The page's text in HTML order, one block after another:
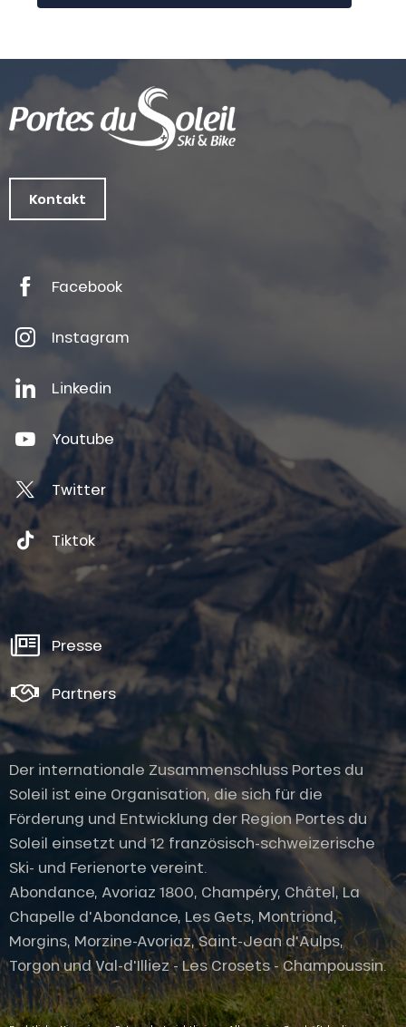
Service
Kontakt
Facebook
Instagram
Linkedin
Youtube
Twitter
Tiktok
Presse
Partners
Der internationale Zusammenschluss Portes du
Soleil ist eine Organisation, die sich für die
Förderung und Entwicklung der Region Portes du
Soleil einsetzt und 12 französisch-schweizerische
Ski- und Ferienorte vereint.
Abondance, Avoriaz 1800, Champéry, Châtel, La
Chapelle d'Abondance, Les Gets, Montriond,
Morgins, Morzine-Avoriaz, Saint-Jean d'Aulps,
Torgon und Val-d'Illiez - Les Crosets - Champoussin.